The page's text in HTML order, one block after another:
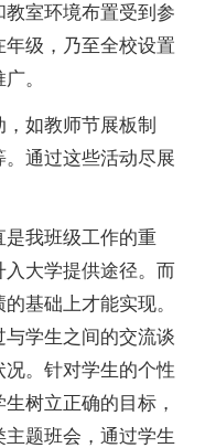
室环境布置受到参
级，乃至全校设置
。
如教师节展板制
通过这些活动尽展
我班级工作的重
入大学提供途径。而
基础上才能实现。
学生之间的交流谈
。针对学生的个性
树立正确的目标，
题班会，通过学生